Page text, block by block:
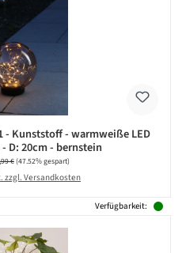
- Kunststoff - warmweiße LED
D: 20cm - bernstein
Preis:
€(47.52% gespart)
zzgl. Versandkosten
Verfügbarkeit: